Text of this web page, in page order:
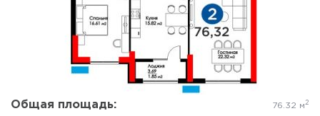
Общая площадь: 76.32 м 2
Да, удалить